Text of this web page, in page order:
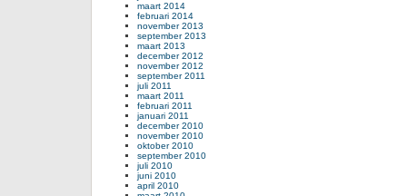
maart 2014
februari 2014
november 2013
september 2013
maart 2013
december 2012
november 2012
september 2011
juli 2011
maart 2011
februari 2011
januari 2011
december 2010
november 2010
oktober 2010
september 2010
juli 2010
juni 2010
april 2010